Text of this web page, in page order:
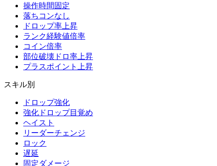
操作時間固定
落ちコンなし
ドロップ率上昇
ランク経験値倍率
コイン倍率
部位破壊ドロ率上昇
プラスポイント上昇
スキル別
ドロップ強化
強化ドロップ目覚め
ヘイスト
リーダーチェンジ
ロック
遅延
固定ダメージ